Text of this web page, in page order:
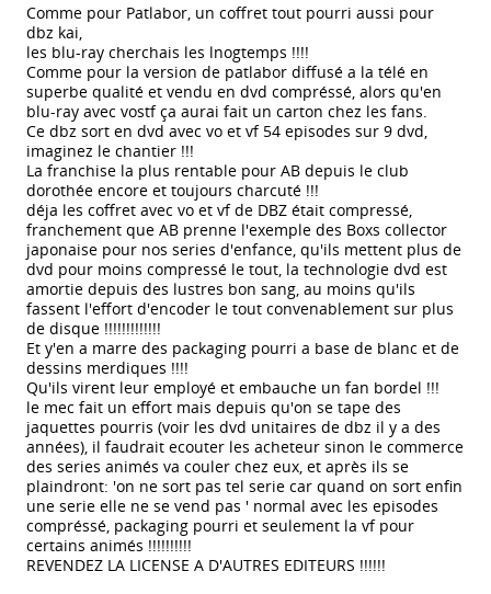
Comme pour Patlabor, un coffret tout pourri aussi pour
dbz kai,
les blu-ray cherchais les lnogtemps !!!!
Comme pour la version de patlabor diffusé a la télé en
superbe qualité et vendu en dvd compréssé, alors qu'en
blu-ray avec vostf ça aurai fait un carton chez les fans.
Ce dbz sort en dvd avec vo et vf 54 episodes sur 9 dvd,
imaginez le chantier !!!
La franchise la plus rentable pour AB depuis le club
dorothée encore et toujours charcuté !!!
déja les coffret avec vo et vf de DBZ était compressé,
franchement que AB prenne l'exemple des Boxs collector
japonaise pour nos series d'enfance, qu'ils mettent plus de
dvd pour moins compressé le tout, la technologie dvd est
amortie depuis des lustres bon sang, au moins qu'ils
fassent l'effort d'encoder le tout convenablement sur plus
de disque !!!!!!!!!!!!!
Et y'en a marre des packaging pourri a base de blanc et de
dessins merdiques !!!!
Qu'ils virent leur employé et embauche un fan bordel !!!
le mec fait un effort mais depuis qu'on se tape des
jaquettes pourris (voir les dvd unitaires de dbz il y a des
années), il faudrait ecouter les acheteur sinon le commerce
des series animés va couler chez eux, et après ils se
plaindront: 'on ne sort pas tel serie car quand on sort enfin
une serie elle ne se vend pas ' normal avec les episodes
compréssé, packaging pourri et seulement la vf pour
certains animés !!!!!!!!!!
REVENDEZ LA LICENSE A D'AUTRES EDITEURS !!!!!!